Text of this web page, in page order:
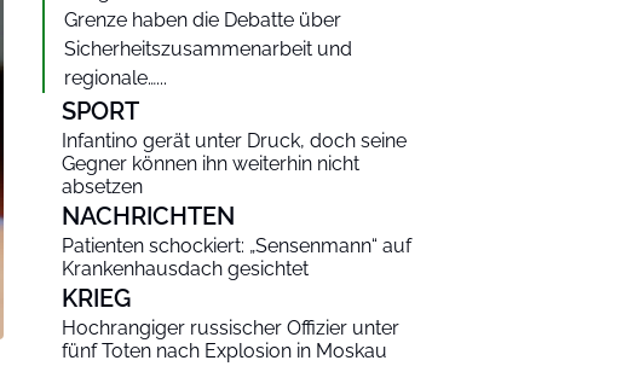
Grenze haben die Debatte über
Sicherheitszusammenarbeit und
regionale…...
SPORT
Infantino gerät unter Druck, doch seine
Gegner können ihn weiterhin nicht
absetzen
NACHRICHTEN
Patienten schockiert: „Sensenmann“ auf
Krankenhausdach gesichtet
KRIEG
Hochrangiger russischer Offizier unter
fünf Toten nach Explosion in Moskau